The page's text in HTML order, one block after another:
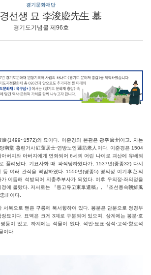
경기문화재단
선생 묘 李浚慶先生 墓
경기도기념물 제96호
慶(1499~1572)의 묘이다. 이준경의 본관은 광주廣州이고, 자는
南堂·홍련거사紅蓮居士·연방노인蓮坊老人이다. 이준경은 1504
버지와 아버지에게 연좌되어 6세의 어린 나이로 괴산에 유배되
풀려났다. 기묘사화 때 파직당하였다가, 1537년(중종32) 다시
등 여러 관직을 역임하였다. 1550년(명종5) 영의정 이기李芑의
이듬해 석방되어 지충추부사가 되었다. 이후 우의정·좌의정을
에 올랐다. 저서로는 『동고유고東皐遺稿』, 『조선풍속朝鮮風
正이다.
서북으로 뻗은 구릉에 북서향하여 있다. 봉분은 단분으로 정경부
묘이다. 묘역은 크게 3계로 구분되어 있으며, 상계에는 봉분·호
등이 있고, 하계에는 석물이 없다. 석인·묘표·상석·고석·향로석
이다.